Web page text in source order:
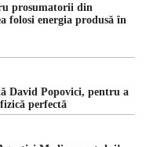
prosumatorii din
folosi energia produsă în
David Popovici, pentru a
perfectă